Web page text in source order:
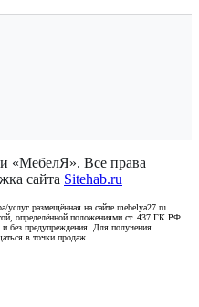
«МебелЯ». Все права
сайта Sitehab.ru
услуг размещённая на сайте mebelya27.ru
определённой положениями ст. 437 ГК РФ.
без предупреждения. Для получения
в точки продаж.